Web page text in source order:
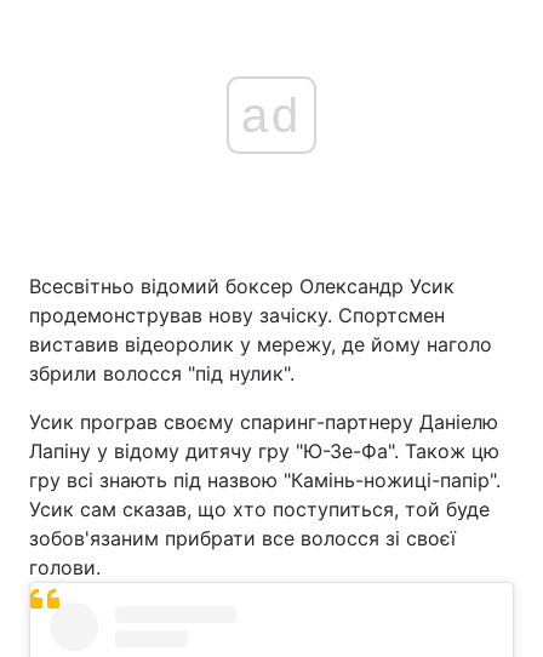
Головна Війна
Україна Політика
Економіка Світ
Спорт Наука
Техно і зв'язок Лайт
Зброя Інциденти
ad
Всесвітньо відомий боксер Олександр Усик
продемонстрував нову зачіску. Спортсмен
виставив відеоролик у мережу, де йому наголо
збрили волосся "під нулик".
Усик програв своєму спаринг-партнеру Даніелю
Лапіну у відому дитячу гру "Ю-Зе-Фа". Також цю
гру всі знають під назвою "Камінь-ножиці-папір".
Усик сам сказав, що хто поступиться, той буде
зобов'язаним прибрати все волосся зі своєї
голови.